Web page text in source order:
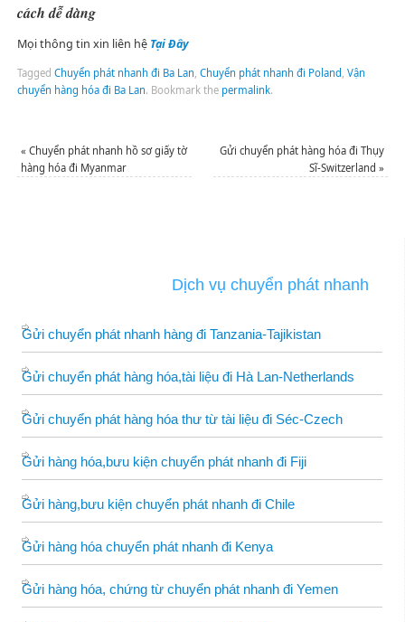
cách dễ dàng
Mọi thông tin xin liên hệ Tại Đây
Tagged Chuyển phát nhanh đi Ba Lan, Chuyển phát nhanh đi Poland, Vận
chuyển hàng hóa đi Ba Lan. Bookmark the permalink.
« Chuyển phát nhanh hồ sơ giấy tờ
hàng hóa đi Myanmar
Gửi chuyển phát hàng hóa đi Thụy
Sĩ-Switzerland»
Dịch vụ chuyển phát nhanh
Gửi chuyển phát nhanh hàng đi Tanzania-Tajikistan
Gửi chuyển phát hàng hóa,tài liệu đi Hà Lan-Netherlands
Gửi chuyển phát hàng hóa thư từ tài liệu đi Séc-Czech
Gửi hàng hóa,bưu kiện chuyển phát nhanh đi Fiji
Gửi hàng,bưu kiện chuyển phát nhanh đi Chile
Gửi hàng hóa chuyển phát nhanh đi Kenya
Gửi hàng hóa, chứng từ chuyển phát nhanh đi Yemen